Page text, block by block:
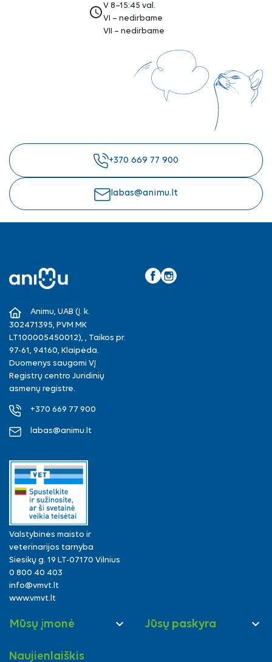
access_timeV 8–15:45 val.
VI – nedirbame
VII – nedirbame
+370 669 77 900
labas@animu.lt
Animu, UAB (Į. k.
302471395, PVM MK
LT100005450012), , Taikos pr.
97-61, 94160, Klaipėda.
Duomenys saugomi VĮ
Registrų centro Juridinių
asmenų registre.
+370 669 77 900
labas@animu.lt
Valstybinės maisto ir
veterinarijos tarnyba
Siesikų g. 19 LT-07170 Vilnius
0 800 40 403
info@vmvt.lt
www.vmvt.lt
Mūsų įmonė  Jūsų paskyra 
Naujienlaiškis